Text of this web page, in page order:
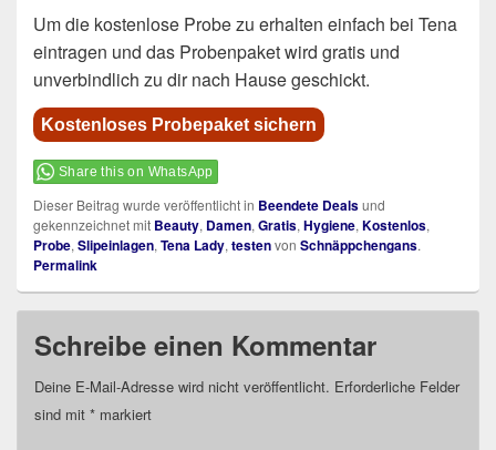
Um die kostenlose Probe zu erhalten einfach bei Tena
eintragen und das Probenpaket wird gratis und
unverbindlich zu dir nach Hause geschickt.
Kostenloses Probepaket sichern
Share this on WhatsApp
Dieser Beitrag wurde veröffentlicht in Beendete Dealsund
gekennzeichnet mit Beauty, Damen, Gratis, Hygiene, Kostenlos,
Probe, Slipeinlagen, Tena Lady, testenvon Schnäppchengans.
Permalink
Schreibe einen Kommentar
Deine E-Mail-Adresse wird nicht veröffentlicht. Erforderliche Felder
sind mit * markiert